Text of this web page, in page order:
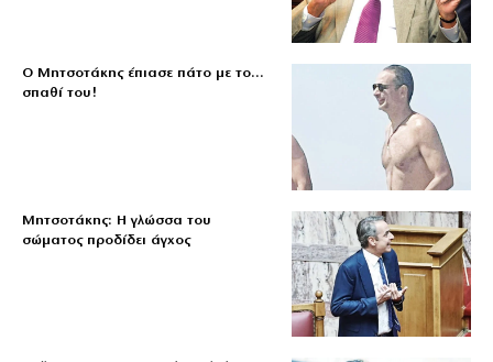
Ο Μητσοτάκης έπιασε πάτο με το…
σπαθί του!
Μητσοτάκης: Η γλώσσα του
σώματος προδίδει άγχος